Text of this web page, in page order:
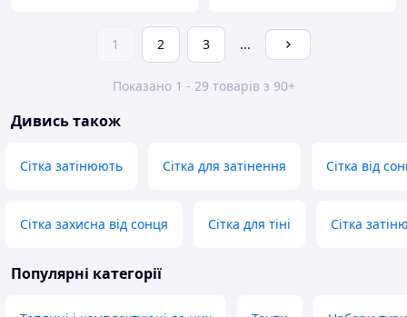
1 2 3 ...
Показано 1 - 29 товарів з 90+
Дивись також
Сітка затінюють Сітка для затінення Сітка від
Сітка захисна від сонця Сітка для тіні Сітка
Популярні категорії